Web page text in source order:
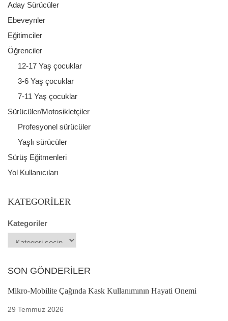
Aday Sürücüler
Ebeveynler
Eğitimciler
Öğrenciler
12-17 Yaş çocuklar
3-6 Yaş çocuklar
7-11 Yaş çocuklar
Sürücüler/Motosikletçiler
Profesyonel sürücüler
Yaşlı sürücüler
Sürüş Eğitmenleri
Yol Kullanıcıları
KATEGORILER
Kategoriler
SON GÖNDERILER
Mikro-Mobilite Çağında Kask Kullanımının Hayati Önemi
29 Temmuz 2026